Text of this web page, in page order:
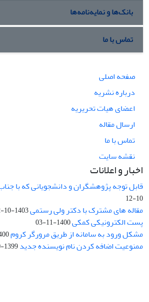
بانک‌ها و نمایه‌نامه‌ها
تماس با ما
صفحه اصلی
درباره نشریه
اعضای هیات تحریریه
ارسال مقاله
تماس با ما
نقشه سایت
اخبار و اعلانات
قابل توجه پژوهشگران و دانشجویانی که با
10-12
مقاله های مشترک با دکتر ولی رستمی1403-10-12
پست الکترونیکی کمکی1400-11-03
مشکل ورود به سامانه از طریق مرورگر کروم22
ممنوعیت اضافه کردن نام نویسنده جدید1399-10-12